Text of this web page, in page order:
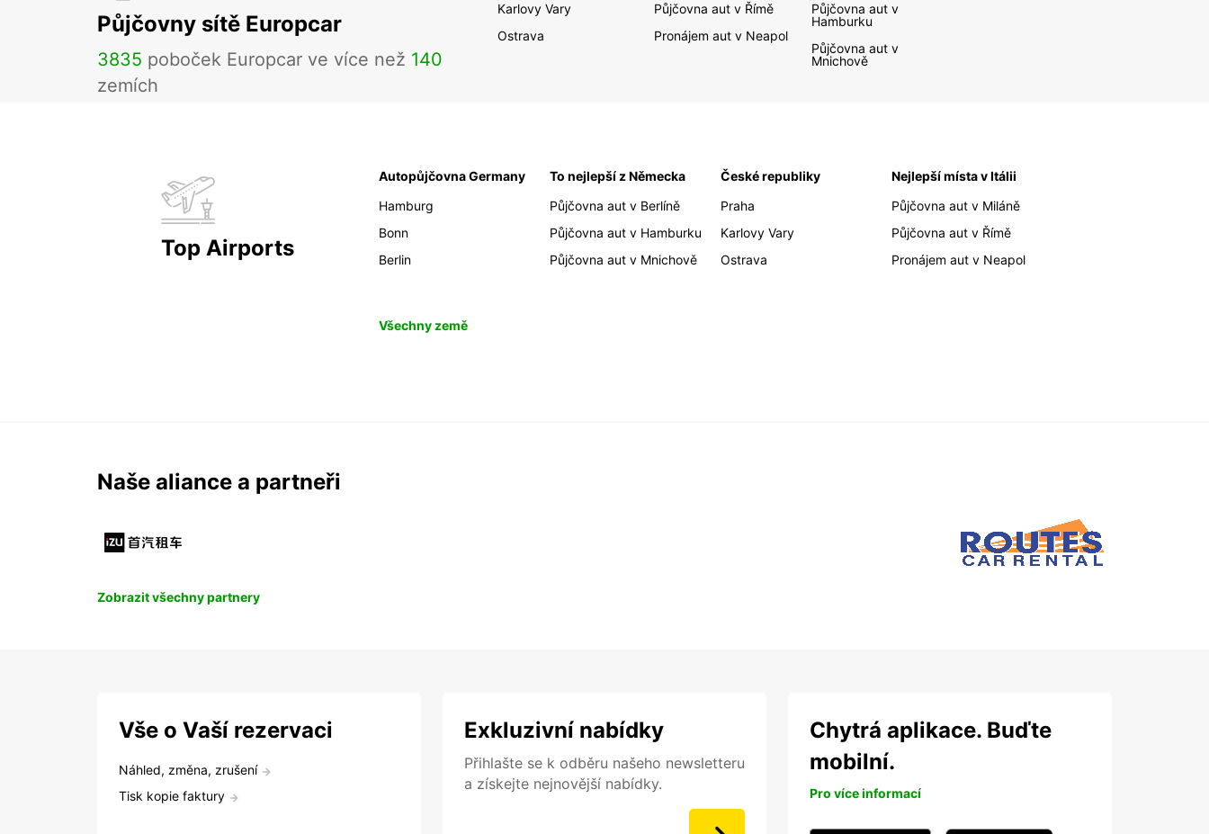
Půjčovny sítě Europcar
3835 poboček Europcar ve více než 140
zemích
Karlovy Vary
Ostrava
Půjčovna aut v Římě
Pronájem aut v Neapol
Půjčovna aut v
Hamburku
Půjčovna aut v
Mnichově
Top Airports
Autopůjčovna Germany
Hamburg
Bonn
Berlin
To nejlepší z Německa
Půjčovna aut v Berlíně
Půjčovna aut v Hamburku
Půjčovna aut v Mnichově
České republiky
Praha
Karlovy Vary
Ostrava
Nejlepší místa v Itálii
Půjčovna aut v Miláně
Půjčovna aut v Římě
Pronájem aut v Neapol
Všechny země
Naše aliance a partneři
Zobrazit všechny partnery
Vše o Vaší rezervaci
Náhled, změna, zrušení
Tisk kopie faktury
Exkluzivní nabídky
Přihlašte se k odběru našeho newsletteru
a získejte nejnovější nabídky.
Chytrá aplikace. Buďte
mobilní.
Pro více informací